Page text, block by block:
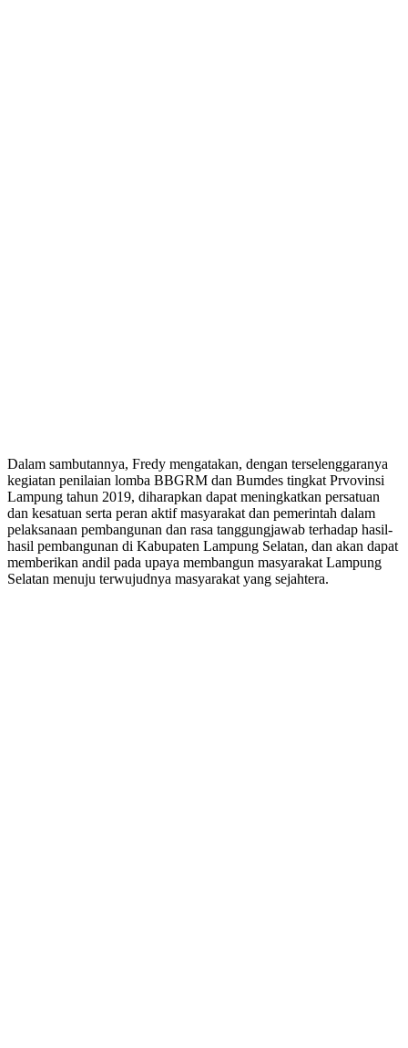
Dalam sambutannya, Fredy mengatakan, dengan terselenggaranya
kegiatan penilaian lomba BBGRM dan Bumdes tingkat Prvovinsi
Lampung tahun 2019, diharapkan dapat meningkatkan persatuan
dan kesatuan serta peran aktif masyarakat dan pemerintah dalam
pelaksanaan pembangunan dan rasa tanggungjawab terhadap hasil-
hasil pembangunan di Kabupaten Lampung Selatan, dan akan dapat
memberikan andil pada upaya membangun masyarakat Lampung
Selatan menuju terwujudnya masyarakat yang sejahtera.